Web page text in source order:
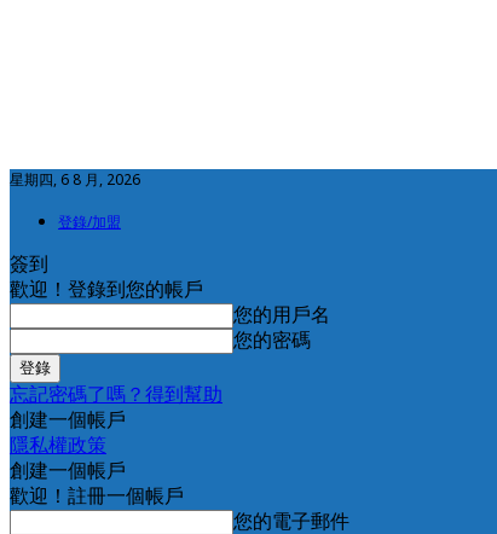
星期四, 6 8 月, 2026
登錄/加盟
簽到
歡迎！登錄到您的帳戶
您的用戶名
您的密碼
忘記密碼了嗎？得到幫助
創建一個帳戶
隱私權政策
創建一個帳戶
歡迎！註冊一個帳戶
您的電子郵件